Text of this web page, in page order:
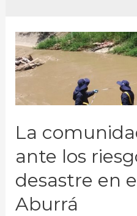
La
ante los
desastre en
Aburrá